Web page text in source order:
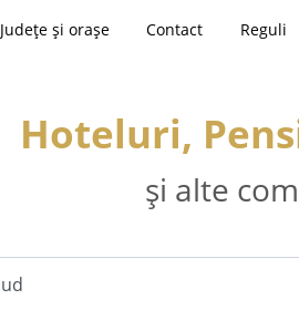
Județe și orașe Contact Reguli
Hoteluri,
și alte